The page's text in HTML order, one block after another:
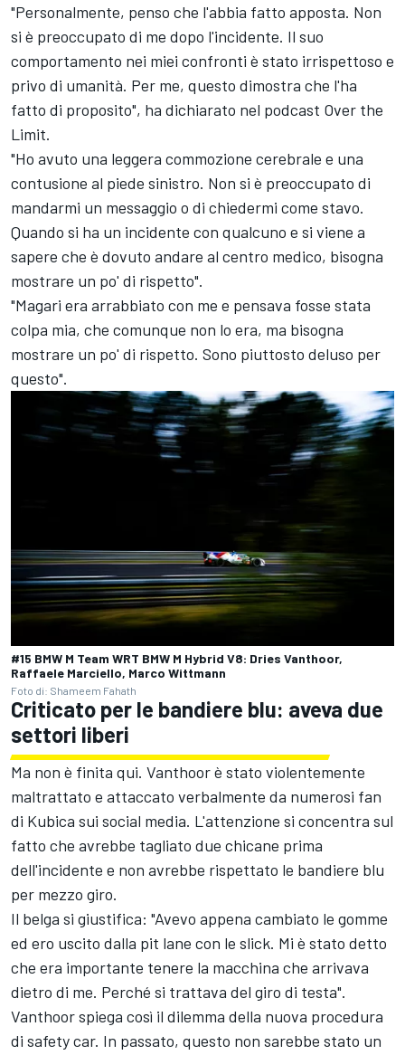
"Personalmente, penso che l'abbia fatto apposta. Non
si è preoccupato di me dopo l'incidente. Il suo
comportamento nei miei confronti è stato irrispettoso e
privo di umanità. Per me, questo dimostra che l'ha
fatto di proposito", ha dichiarato nel podcast Over the
Limit.
"Ho avuto una leggera commozione cerebrale e una
contusione al piede sinistro. Non si è preoccupato di
mandarmi un messaggio o di chiedermi come stavo.
Quando si ha un incidente con qualcuno e si viene a
sapere che è dovuto andare al centro medico, bisogna
mostrare un po' di rispetto".
"Magari era arrabbiato con me e pensava fosse stata
colpa mia, che comunque non lo era, ma bisogna
mostrare un po' di rispetto. Sono piuttosto deluso per
questo".
#15 BMW M Team WRT BMW M Hybrid V8: Dries Vanthoor,
Raffaele Marciello, Marco Wittmann
Foto di: Shameem Fahath
Criticato per le bandiere blu: aveva due
settori liberi
Ma non è finita qui. Vanthoor è stato violentemente
maltrattato e attaccato verbalmente da numerosi fan
di Kubica sui social media. L'attenzione si concentra sul
fatto che avrebbe tagliato due chicane prima
dell'incidente e non avrebbe rispettato le bandiere blu
per mezzo giro.
Il belga si giustifica: "Avevo appena cambiato le gomme
ed ero uscito dalla pit lane con le slick. Mi è stato detto
che era importante tenere la macchina che arrivava
dietro di me. Perché si trattava del giro di testa".
Vanthoor spiega così il dilemma della nuova procedura
di safety car. In passato, questo non sarebbe stato un